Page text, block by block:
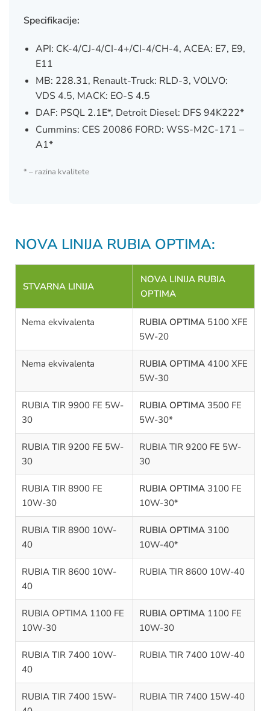
Specifikacije:
API: CK-4/CJ-4/CI-4+/CI-4/CH-4, ACEA: E7, E9,
E11
MB: 228.31, Renault-Truck: RLD-3, VOLVO:
VDS 4.5, MACK: EO-S 4.5
DAF: PSQL 2.1E*, Detroit Diesel: DFS 94K222*
Cummins: CES 20086 FORD: WSS-M2C-171 –
A1*
* – razina kvalitete
NOVA LINIJA RUBIA OPTIMA:
STVARNA LINIJA
NOVA LINIJA RUBIA
OPTIMA
Nema ekvivalenta RUBIA OPTIMA 5100 XFE
5W-20
Nema ekvivalenta RUBIA OPTIMA 4100 XFE
5W-30
RUBIA TIR 9900 FE 5W-
30
RUBIA OPTIMA 3500 FE
5W-30*
RUBIA TIR 9200 FE 5W-
30
RUBIA TIR 9200 FE 5W-
30
RUBIA TIR 8900 FE
10W-30
RUBIA OPTIMA 3100 FE
10W-30*
RUBIA TIR 8900 10W-
40
RUBIA OPTIMA 3100
10W-40*
RUBIA TIR 8600 10W-
40
RUBIA TIR 8600 10W-40
RUBIA OPTIMA 1100 FE
10W-30
RUBIA OPTIMA 1100 FE
10W-30
RUBIA TIR 7400 10W-
40
RUBIA TIR 7400 10W-40
RUBIA TIR 7400 15W-
RUBIA TIR 7400 15W-40